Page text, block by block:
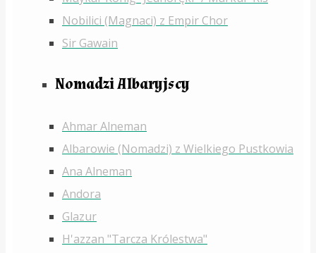
Nobilici (Magnaci) z Empir Chor
Sir Gawain
Nomadzi Albaryjscy
Ahmar Alneman
Albarowie (Nomadzi) z Wielkiego Pustkowia
Ana Alneman
Andora
Glazur
H'azzan "Tarcza Królestwa"